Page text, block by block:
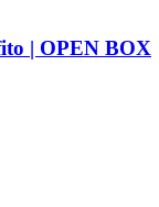
| OPEN BOX